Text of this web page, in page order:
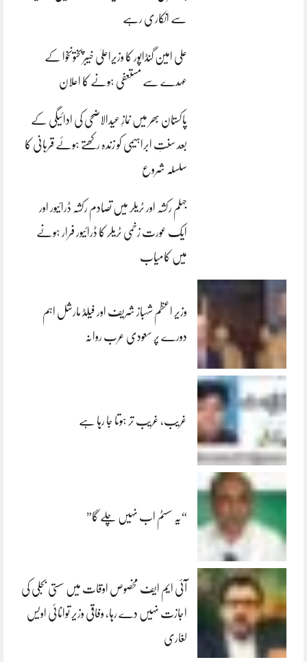
سے انکاری رہے
علی امین گنڈاپور کا وزیراعلیٰ خیبرپختونخوا کے
عہدے سے مستعفی ہونے کا اعلان
پاکستان بھر میں نمازِ عیدالاضحی کی ادائیگی کے
بعد سنتِ ابراہیمی کو زندہ رکھتے ہوئے قربانی کا
سلسلہ شروع
جہلم رکشہ اور ٹریلر میں تصادم رکشہ ڈرائیور اور
ایک عورت زخمی ٹریلر کا ڈرائیور فرار ہونے
میں کامیاب
وزیر اعظم شہباز شریف اور فیلڈ مارشل اہم
دورے پر سعودی عرب روانہ
غریب، غریب تر ہوتا جا رہا ہے
“یہ سسٹم اب نہیں چلے گا”
آئی ایم ایف مخصوص اوقات میں سستی بجلی کی
اجازت نہیں دے رہا، وفاقی وزیر توانائی اویس
لغاری